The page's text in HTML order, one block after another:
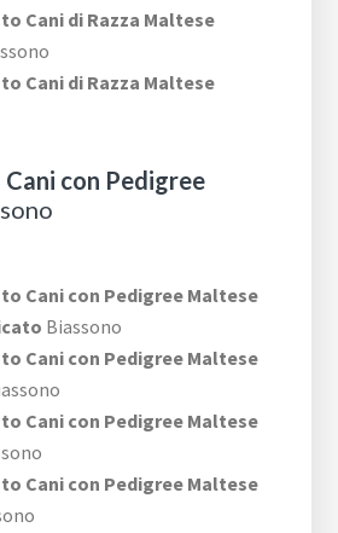
Cani di Razza Maltese
Cani di Razza Maltese
con Pedigree
Cani con Pedigree Maltese
Biassono
Cani con Pedigree Maltese
Cani con Pedigree Maltese
Cani con Pedigree Maltese